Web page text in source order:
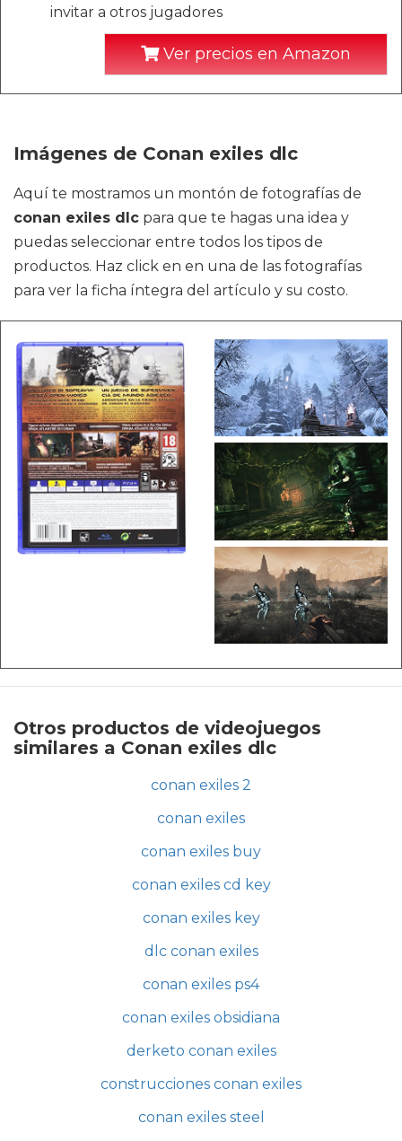
invitar a otros jugadores
Ver precios en Amazon
Imágenes de Conan exiles dlc
Aquí te mostramos un montón de fotografías de
conan exiles dlc para que te hagas una idea y
puedas seleccionar entre todos los tipos de
productos. Haz click en en una de las fotografías
para ver la ficha íntegra del artículo y su costo.
Otros productos de videojuegos
similares a Conan exiles dlc
conan exiles 2
conan exiles
conan exiles buy
conan exiles cd key
conan exiles key
dlc conan exiles
conan exiles ps4
conan exiles obsidiana
derketo conan exiles
construcciones conan exiles
conan exiles steel